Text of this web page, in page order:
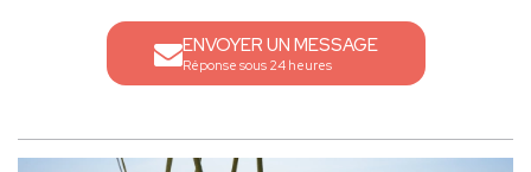
ENVOYER UN MESSAGE
Réponse sous 24 heures